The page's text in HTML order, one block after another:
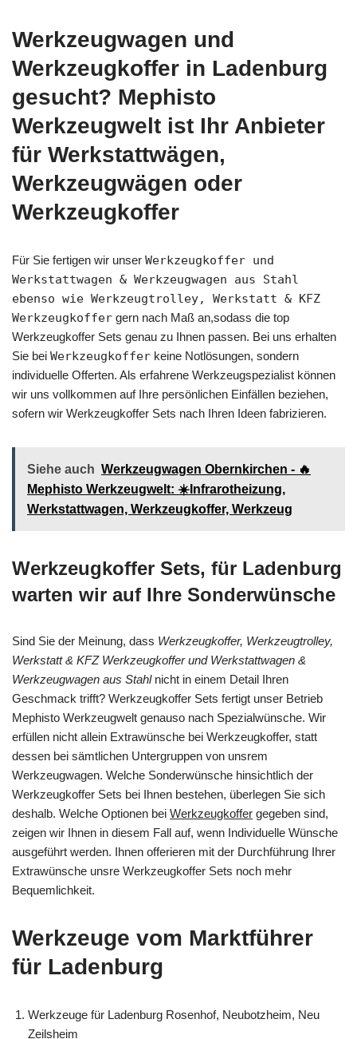
Werkzeugwagen und
Werkzeugkoffer in Ladenburg
gesucht? Mephisto
Werkzeugwelt ist Ihr Anbieter
für Werkstattwägen,
Werkzeugwägen oder
Werkzeugkoffer
Für Sie fertigen wir unser Werkzeugkoffer und
Werkstattwagen & Werkzeugwagen aus Stahl
ebenso wie Werkzeugtrolley, Werkstatt & KFZ
Werkzeugkoffer gern nach Maß an,sodass die top
Werkzeugkoffer Sets genau zu Ihnen passen. Bei uns erhalten
Sie bei Werkzeugkoffer keine Notlösungen, sondern
individuelle Offerten. Als erfahrene Werkzeugspezialist können
wir uns vollkommen auf Ihre persönlichen Einfällen beziehen,
sofern wir Werkzeugkoffer Sets nach Ihren Ideen fabrizieren.
Siehe auch Werkzeugwagen Obernkirchen - 🔥
Mephisto Werkzeugwelt: ☀️Infrarotheizung,
Werkstattwagen, Werkzeugkoffer, Werkzeug
Werkzeugkoffer Sets, für Ladenburg
warten wir auf Ihre Sonderwünsche
Sind Sie der Meinung, dass Werkzeugkoffer, Werkzeugtrolley,
Werkstatt & KFZ Werkzeugkoffer und Werkstattwagen &
Werkzeugwagen aus Stahlnicht in einem Detail Ihren
Geschmack trifft? Werkzeugkoffer Sets fertigt unser Betrieb
Mephisto Werkzeugwelt genauso nach Spezialwünsche. Wir
erfüllen nicht allein Extrawünsche bei Werkzeugkoffer, statt
dessen bei sämtlichen Untergruppen von unsrem
Werkzeugwagen. Welche Sonderwünsche hinsichtlich der
Werkzeugkoffer Sets bei Ihnen bestehen, überlegen Sie sich
deshalb. Welche Optionen bei Werkzeugkoffer gegeben sind,
zeigen wir Ihnen in diesem Fall auf, wenn Individuelle Wünsche
ausgeführt werden. Ihnen offerieren mit der Durchführung Ihrer
Extrawünsche unsre Werkzeugkoffer Sets noch mehr
Bequemlichkeit.
Werkzeuge vom Marktführer
für Ladenburg
Werkzeuge für Ladenburg Rosenhof, Neubotzheim, Neu
Zeilsheim